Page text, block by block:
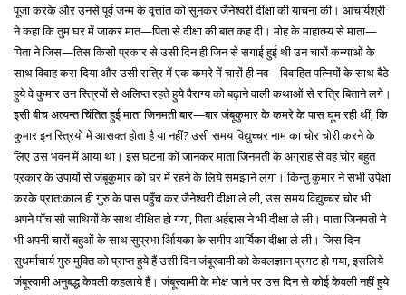
पूजा करके और उनसे पूर्व जन्म के वृत्तांत को सुनकर जैनेश्वरी दीक्षा की याचना की। आचार्यश्री
ने कहा कि तुम घर में जाकर मात—पिता से दीक्षा की बात कह दी। मोह के माहात्म्य से माता—
पिता ने जिस—तिस किसी प्रकार से उसी दिन ही जिन से सगाई हुई थी उन चारों कन्याओं के
साथ विवाह करा दिया और उसी रात्रि में एक कमरे में चारों ही नव—विवाहित पत्नियों के साथ बैठे
हुये वे कुमार उन स्त्रियों से अलिप्त रहते हुये वैराग्य को बढ़ाने वाली कथाओं से रात्रि बिताने लगे।
इसी बीच अत्यन्त चिंतित हुई माता जिनमती बार—बार जंबूकुमार के कमरे के पास घूम रही थीं, कि
कुमार इन स्त्रियों में आसक्त होता है या नहीं? उसी समय विद्युच्चर नाम का चोर चोरी करने के
लिए उस भवन में आया था। इस घटना को जानकर माता जिनमती के अग्राह से वह चोर बहुत
प्रकार के उपायों से जंबूकुमार को घर में रहने के लिये समझाने लगा। किन्तु कुमार ने सभी उपेक्षा
करके प्रात:काल ही गुरु के पास पहुँच कर जैनेश्वरी दीक्षा ले ली, उस समय विद्युच्चर चोर भी
अपने पाँच सौ साथियों के साथ दीक्षित हो गया, पिता अर्हद्दास ने भी दीक्षा ले ली। माता जिनमती ने
भी अपनी चारों बहुओं के साथ सुप्रभा र्आियका के समीप आर्यिका दीक्षा ले ली। जिस दिन
सुधर्माचार्य गुरु मुक्ति को प्राप्त हुये हैं उसी दिन जंबूस्वामी को केवलज्ञान प्रगट हो गया, इसलिये
जंबूस्वामी अनुबद्ध केवली कहलाये हैं। जंबूस्वामी के मोक्ष जाने पर उस दिन से कोई केवली नहीं हुये